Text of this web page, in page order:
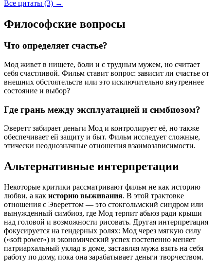
Все цитаты (3) →
Философские вопросы
Что определяет счастье?
Мод живет в нищете, боли и с трудным мужем, но считает
себя счастливой. Фильм ставит вопрос: зависит ли счастье от
внешних обстоятельств или это исключительно внутреннее
состояние и выбор?
Где грань между эксплуатацией и симбиозом?
Эверетт забирает деньги Мод и контролирует её, но также
обеспечивает ей защиту и быт. Фильм исследует сложные,
этически неоднозначные отношения взаимозависимости.
Альтернативные интерпретации
Некоторые критики рассматривают фильм не как историю
любви, а как историю выживания. В этой трактовке
отношения с Эвереттом — это стокгольмский синдром или
вынужденный симбиоз, где Мод терпит абьюз ради крыши
над головой и возможности рисовать. Другая интерпретация
фокусируется на гендерных ролях: Мод через мягкую силу
(«soft power») и экономический успех постепенно меняет
патриархальный уклад в доме, заставляя мужа взять на себя
работу по дому, пока она зарабатывает деньги творчеством.